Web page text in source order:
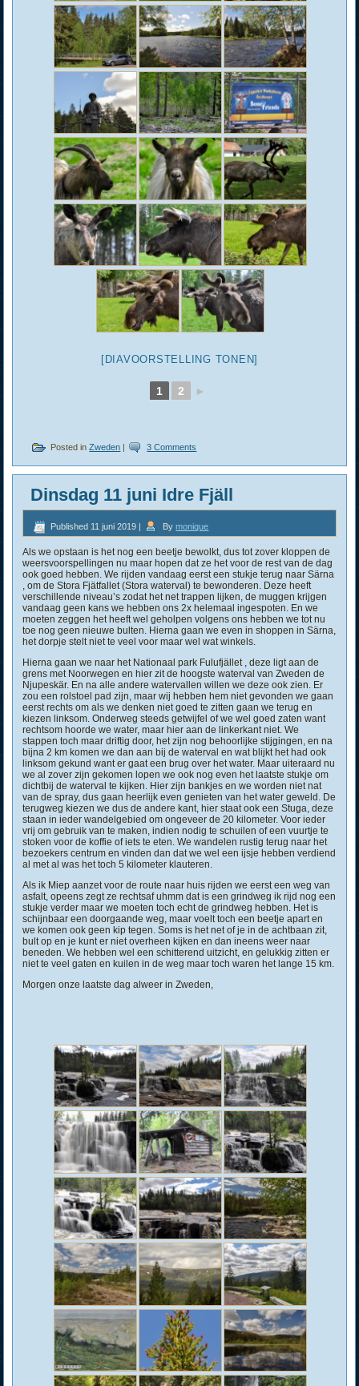
[DIAVOORSTELLING TONEN]
1 2 ►
Posted in Zweden | 3 Comments
Dinsdag 11 juni Idre Fjäll
Published 11 juni 2019 | By monique
Als we opstaan is het nog een beetje bewolkt, dus tot zover kloppen de
weersvoorspellingen nu maar hopen dat ze het voor de rest van de dag
ook goed hebben. We rijden vandaag eerst een stukje terug naar Särna
, om de Stora Fjätfallet (Stora waterval) te bewonderen. Deze heeft
verschillende niveau’s zodat het net trappen lijken, de muggen krijgen
vandaag geen kans we hebben ons 2x helemaal ingespoten. En we
moeten zeggen het heeft wel geholpen volgens ons hebben we tot nu
toe nog geen nieuwe bulten. Hierna gaan we even in shoppen in Särna,
het dorpje stelt niet te veel voor maar wel wat winkels.
Hierna gaan we naar het Nationaal park Fulufjället , deze ligt aan de
grens met Noorwegen en hier zit de hoogste waterval van Zweden de
Njupeskär. En na alle andere watervallen willen we deze ook zien. Er
zou een rolstoel pad zijn, maar wij hebben hem niet gevonden we gaan
eerst rechts om als we denken niet goed te zitten gaan we terug en
kiezen linksom. Onderweg steeds getwijfel of we wel goed zaten want
rechtsom hoorde we water, maar hier aan de linkerkant niet. We
stappen toch maar driftig door, het zijn nog behoorlijke stijgingen, en na
bijna 2 km komen we dan aan bij de waterval en wat blijkt het had ook
linksom gekund want er gaat een brug over het water. Maar uiteraard nu
we al zover zijn gekomen lopen we ook nog even het laatste stukje om
dichtbij de waterval te kijken. Hier zijn bankjes en we worden niet nat
van de spray, dus gaan heerlijk even genieten van het water geweld. De
terugweg kiezen we dus de andere kant, hier staat ook een Stuga, deze
staan in ieder wandelgebied om ongeveer de 20 kilometer. Voor ieder
vrij om gebruik van te maken, indien nodig te schuilen of een vuurtje te
stoken voor de koffie of iets te eten. We wandelen rustig terug naar het
bezoekers centrum en vinden dan dat we wel een ijsje hebben verdiend
al met al was het toch 5 kilometer klauteren.
Als ik Miep aanzet voor de route naar huis rijden we eerst een weg van
asfalt, opeens zegt ze rechtsaf uhmm dat is een grindweg ik rijd nog een
stukje verder maar we moeten toch echt de grindweg hebben. Het is
schijnbaar een doorgaande weg, maar voelt toch een beetje apart en
we komen ook geen kip tegen. Soms is het net of je in de achtbaan zit,
bult op en je kunt er niet overheen kijken en dan ineens weer naar
beneden. We hebben wel een schitterend uitzicht, en gelukkig zitten er
niet te veel gaten en kuilen in de weg maar toch waren het lange 15 km.
Morgen onze laatste dag alweer in Zweden,